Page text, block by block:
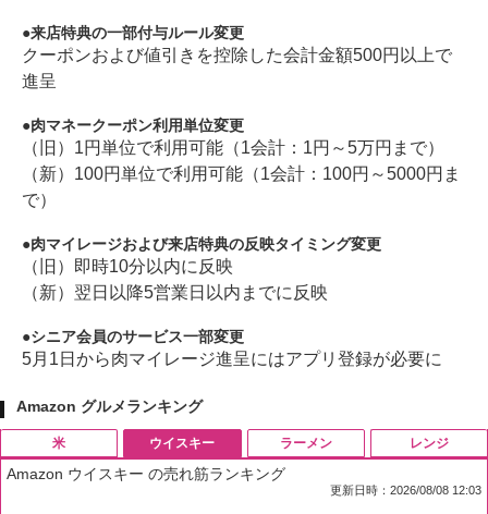
来店特典の一部付与ルール変更
クーポンおよび値引きを控除した会計金額500円以上で
進呈
肉マネークーポン利用単位変更
（旧）1円単位で利用可能（1会計：1円～5万円まで）
（新）100円単位で利用可能（1会計：100円～5000円ま
で）
肉マイレージおよび来店特典の反映タイミング変更
（旧）即時10分以内に反映
（新）翌日以降5営業日以内までに反映
シニア会員のサービス一部変更
5月1日から肉マイレージ進呈にはアプリ登録が必要に
Amazon グルメランキング
米 ウイスキー
Amazon ウイスキー の売れ筋ランキング
更新日時：2026/08/08 12:03
ラーメン レンジ